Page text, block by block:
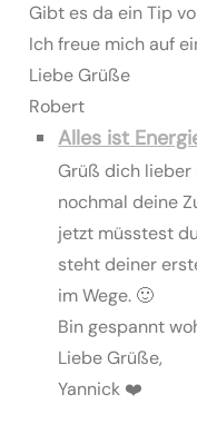
Gibt es da ein Tip
Ich freue mich auf
Liebe Grüße
Robert
Alles ist
Grüß dich lieber
nochmal deine
jetzt müsstest
steht deiner
im Wege. 🙂
Bin gespannt
Liebe Grüße,
Yannick ❤️